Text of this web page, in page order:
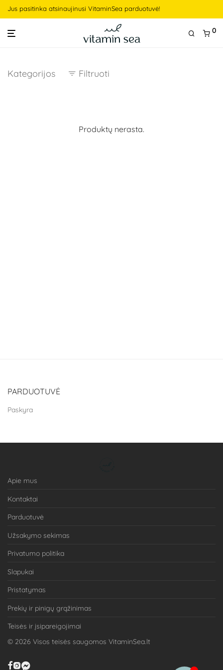
Jus pasitinka atsinaujinusi VitaminSea parduotuvė!
0
Kategorijos Filtruoti
Produktų nerasta.
PARDUOTUVĖ
Paskyra
Apie mus
Kontaktai
Parduotuvė
Užsakymo sekimas
Privatumo politika
Slapukai
Pristatymas
Prekių ir pinigų grąžinimas
Teisės ir įsipareigojimai
© 2026 Visos teisės saugomos VitaminSea.lt